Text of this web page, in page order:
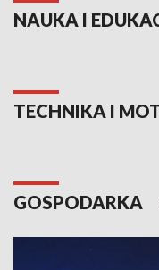
NAUKA I
TECHNIKA I
GOSPODARKA